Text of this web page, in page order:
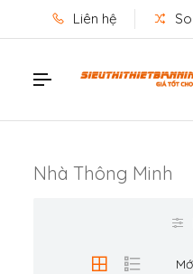
Liên hệ
Nhà Thông Minh